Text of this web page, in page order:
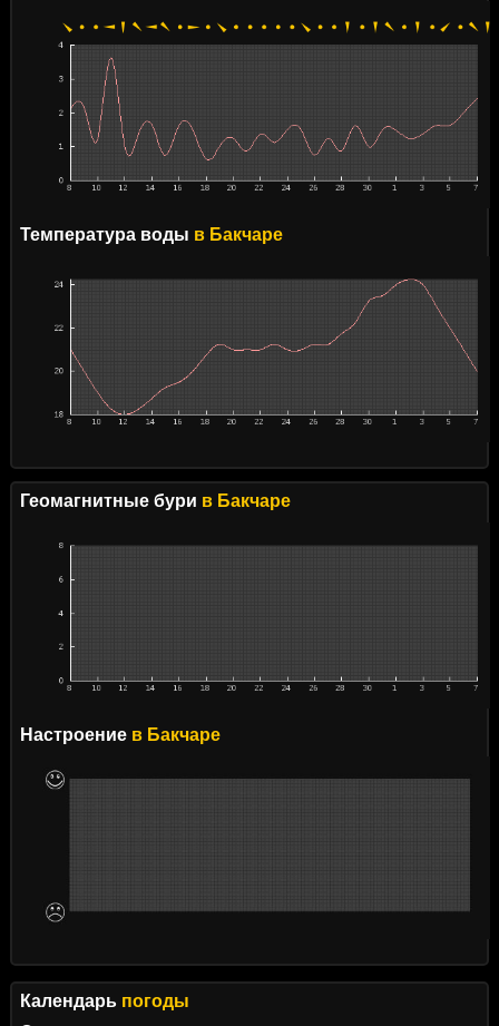
Температура воды в Бакчаре
Геомагнитные бури в Бакчаре
Настроениев Бакчаре
Календарь погоды